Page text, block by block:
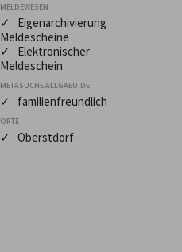
MELDEWESEN
✓ Eigenarchivierung
Meldescheine
✓ Elektronischer
Meldeschein
METASUCHE ALLGAEU.DE
✓ familienfreundlich
ORTE
✓ Oberstdorf